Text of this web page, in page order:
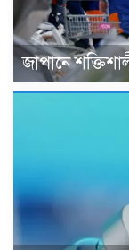
জাপানে